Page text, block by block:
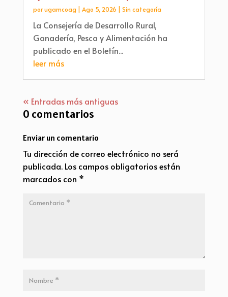
porugamcoag Ago 5, 2026 Sin categoría
La Consejería de Desarrollo Rural,
Ganadería, Pesca y Alimentación ha
publicado en el Boletín...
leer más
« Entradas más antiguas
0 comentarios
Enviar un comentario
Tu dirección de correo electrónico no será
publicada. Los campos obligatorios están
marcados con *